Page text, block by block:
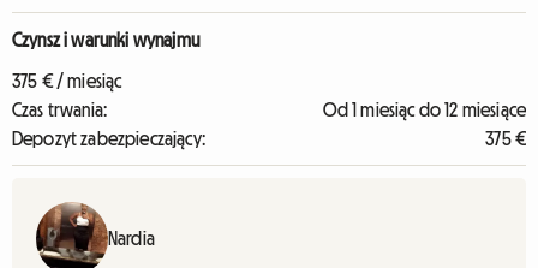
Czynsz i warunki wynajmu
375 € / miesiąc
Czas trwania:
Od 1 miesiąc do 12 miesiące
Depozyt zabezpieczający:
375 €
Nardia